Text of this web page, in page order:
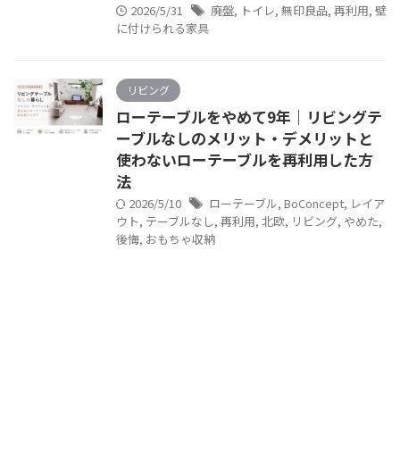
2026/5/31 廃盤, トイレ, 無印良品, 再利用, 壁
に付けられる家具
リビング
ローテーブルをやめて9年｜リビングテ
ーブルなしのメリット・デメリットと
使わないローテーブルを再利用した方
法
2026/5/10 ローテーブル, BoConcept, レイア
ウト, テーブルなし, 再利用, 北欧, リビング, やめた,
後悔, おもちゃ収納